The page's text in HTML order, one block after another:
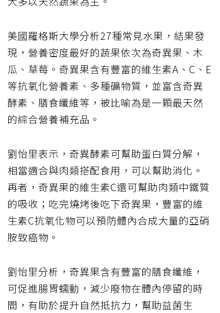
美國羅格斯大學分析27種常見水果，結果發
現，營養密度最好的蔬果依次為奇異果、木
瓜、草莓。奇異果含有豐富的維生素A、C、E
等抗氧化營養素、多種礦物質，並富含奇異
酵素、膳食纖維等，被比喻為是一顆最天然
的綜合營養補充品。
劉怡里表示，奇異酵素可幫助蛋白質分解，
相當適合與肉類搭配食用，可以幫助消化。
再者，奇異果的維生素C還可幫助肉類中鐵質
的吸收；吃完燒烤後吃下奇異果，豐富的維
生素C抗氧化物可以預防體內合成大量的亞硝
胺致癌物。
劉怡里分析，奇異果含有豐富的膳食纖維，
可促進腸胃蠕動，減少廢物在體內停留的時
間，有助於提升自然抵抗力，幫助益菌生